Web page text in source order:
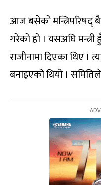
आज बसेको मन्त्रिपरिषद्
गरेको हो । यसअघि
राजीनामा दिएका थिए ।
बनाइएको थियो ।